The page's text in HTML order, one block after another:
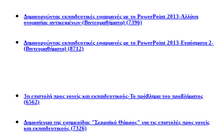
Δημιουργώντας εκπαιδευτικές εφαρμογές με το PowerPoint 2013-Αλλάγη
ονομασίας αντικειμένων-(Βιντεομαθήματα) (7396)
Δημιουργώντας εκπαιδευτικές εφαρμογές με το PowerPoint 2013-Εναύσματα 2-
(Βιντεομαθήματα) (8712)
3η επιστολή προς γονείς και εκπαιδευτικούς-Το πρόβλημα του προβλήματος
(6562)
Δημοσίευμα της εφημερίδας "Σερραϊκό Θάρρος" για τις επιστολές προς γονείς
και εκπαιδευτικούς (7326)